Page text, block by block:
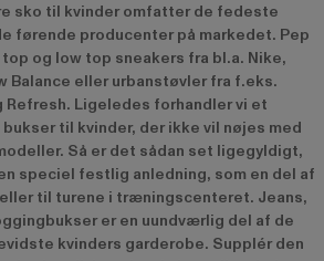
sko til kvinder omfatter de fedeste
førende producenter på markedet. Pep
og low top sneakers fra bl.a. Nike,
Balance eller urbanstøvler fra f.eks.
Refresh. Ligeledes forhandler vi et
til kvinder, der ikke vil nøjes med
Så er det sådan set ligegyldigt,
speciel festlig anledning, som en del af
til turene i træningscenteret. Jeans,
er en uundværlig del af de
kvinders garderobe. Supplér den